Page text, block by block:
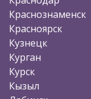
Краснознаменск
Красноярск
Кузнецк
Курган
Курск
Кызыл